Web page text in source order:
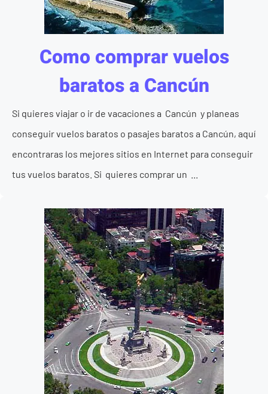
Como comprar vuelos
baratos a Cancún
Si quieres viajar o ir de vacaciones a Cancún y planeas
conseguir vuelos baratos o pasajes baratos a Cancún, aquí
encontraras los mejores sitios en Internet para conseguir
tus vuelos baratos. Si quieres comprar un ...